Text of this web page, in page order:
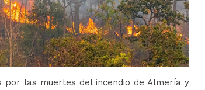
por las muertes del incendio de Almería y